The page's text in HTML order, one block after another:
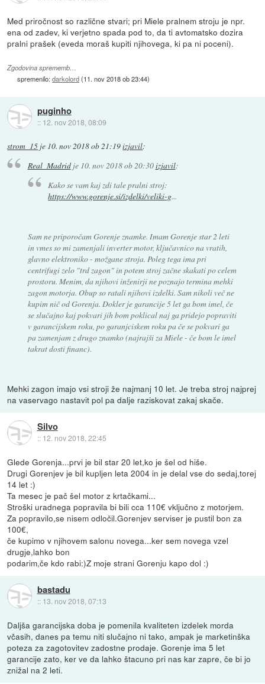
Med priročnost so različne stvari; pri Miele pralnem stroju je npr.
ena od zadev, ki verjetno spada pod to, da ti avtomatsko dozira
pralni prašek (eveda moraš kupiti njihovega, ki pa ni poceni).
Zgodovina sprememb…
spremenilo:darkolord(11. nov 2018 ob 23:44)
puginho
:: 12. nov 2018, 08:09
strom_15 je 10. nov 2018 ob 21:19izjavil:
Real_Madridje 10. nov 2018 ob 20:30izjavil:
Kako se vam kaj zdi tale pralni stroj:
https://www.gorenje.si/izdelki/veliki-g...
Sam ne priporočam Gorenje znamke. Imam Gorenje star 2 leti
in vmes so mi zamenjali inverter motor, ključavnico na vratih,
glavno elektroniko - možgane stroja. Poleg tega ima pri
centrifugi zelo "trd zagon" in potem stroj začne skakati po celem
prostoru. Menim, da njihovi inženirji ne poznajo termina mehki
zagon motorja. Obup so ratali njihovi izdelki. Sam nikoli več ne
kupim nič od Gorenja. Dokler je garancije 5 let ga bom imel, če
se slučajno kaj pokvari jih bom poklical naj ga pridejo popraviti
v garancijskem roku, po garanjciskem roku pa če se pokvari ga
pa zamenjam z drugo znamko (najrajši za Miele - če bom le imel
takrat dosti financ).
Mehki zagon imajo vsi stroji že najmanj 10 let. Je treba stroj najprej
na vaservago nastavit pol pa dalje raziskovat zakaj skače.
Silvo
:: 12. nov 2018, 22:45
Glede Gorenja...prvi je bil star 20 let,ko je šel od hiše.
Drugi Gorenjev je bil kupljen leta 2004 in je delal vse do sedaj,torej
14 let :)
Ta mesec je pač šel motor z krtačkami...
Stroški uradnega popravila bi bili cca 110€ vključno z motorjem.
Za popravilo,se nisem odločil.Gorenjev serviser je pustil bon za
100€,
če kupimo v njihovem salonu novega...ker sem novega vzel
drugje,lahko bon
podarim,če kdo rabi:)Z moje strani Gorenju kapo dol :)
bastadu
:: 13. nov 2018, 07:13
Daljša garancijska doba je pomenila kvaliteten izdelek morda
včasih, danes pa temu niti slučajno ni tako, ampak je marketinška
poteza za zagotovitev zadostne prodaje. Gorenje ima 5 let
garancije zato, ker ve da lahko štacuno pri nas kar zapre, če bi jo
znižal na 2 leti.